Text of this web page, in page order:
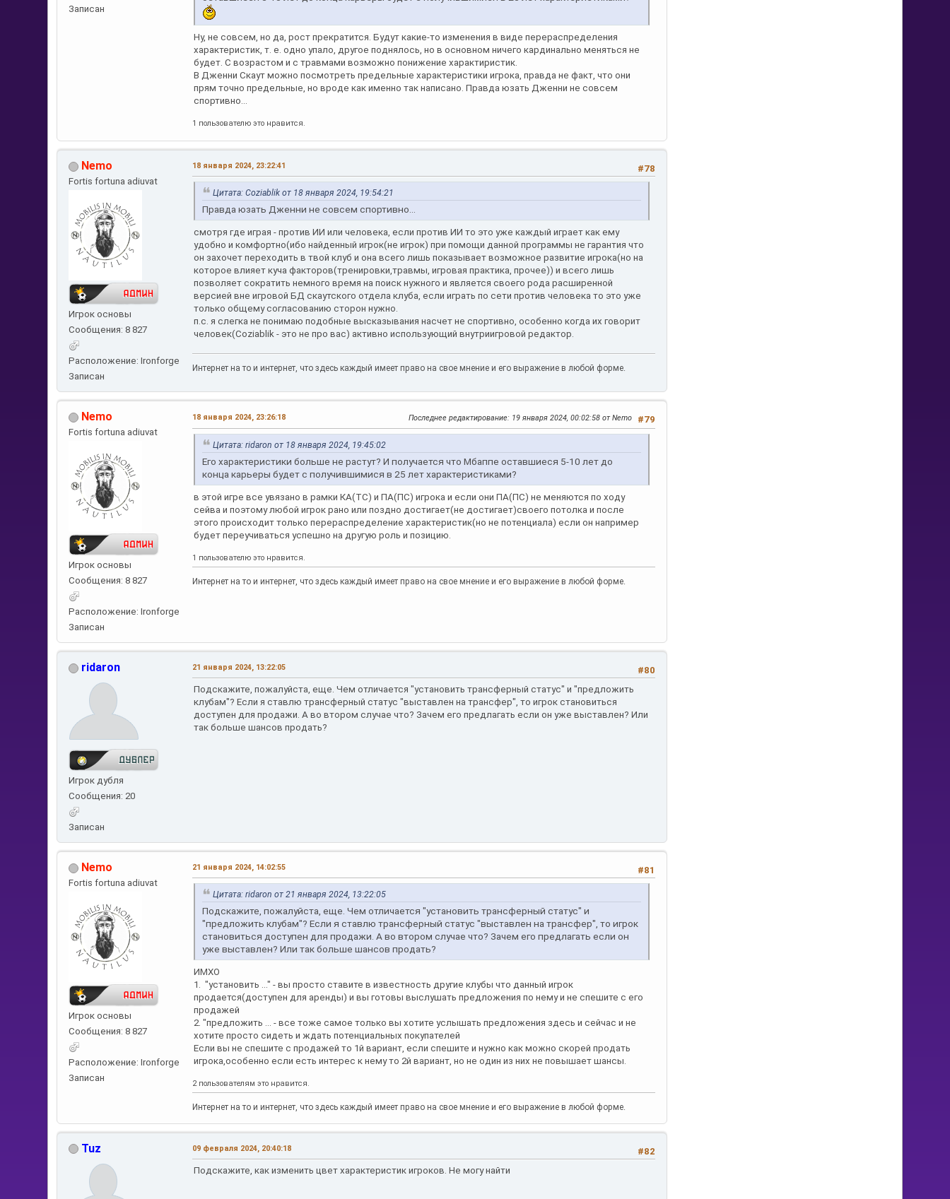
Записан
Ну, не совсем, но да, рост прекратится. Будут какие-то изменения в виде перераспределения
характеристик, т. е. одно упало, другое поднялось, но в основном ничего кардинально меняться не
будет. С возрастом и с травмами возможно понижение характиристик.
В Дженни Скаут можно посмотреть предельные характеристики игрока, правда не факт, что они
прям точно предельные, но вроде как именно так написано. Правда юзать Дженни не совсем
спортивно...
1 пользователю это нравится.
Nemo
Fortis fortuna adiuvat
Игрок основы
Сообщения: 8 827
Расположение: Ironforge
Записан
#78
18 января 2024, 23:22:41
Цитата: Coziablik от 18 января 2024, 19:54:21
Правда юзать Дженни не совсем спортивно...
смотря где играя - против ИИ или человека, если против ИИ то это уже каждый играет как ему
удобно и комфортно(ибо найденный игрок(не игрок) при помощи данной программы не гарантия что
он захочет переходить в твой клуб и она всего лишь показывает возможное развитие игрока(но на
которое влияет куча факторов(тренировки,травмы, игровая практика, прочее)) и всего лишь
позволяет сократить немного время на поиск нужного и является своего рода расширенной
версией вне игровой БД скаутского отдела клуба, если играть по сети против человека то это уже
только общему согласованию сторон нужно.
п.с. я слегка не понимаю подобные высказывания насчет не спортивно, особенно когда их говорит
человек(Coziablik - это не про вас) активно использующий внутриигровой редактор.
Интернет на то и интернет, что здесь каждый имеет право на свое мнение и его выражение в любой форме.
Nemo
Fortis fortuna adiuvat
Игрок основы
Сообщения: 8 827
Расположение: Ironforge
Записан
#79
18 января 2024, 23:26:18 Последнее редактирование: 19 января 2024, 00:02:58 от Nemo
Цитата: ridaron от 18 января 2024, 19:45:02
Его характеристики больше не растут? И получается что Мбаппе оставшиеся 5-10 лет до
конца карьеры будет с получившимися в 25 лет характеристиками?
в этой игре все увязано в рамки КА(ТС) и ПА(ПС) игрока и если они ПА(ПС) не меняются по ходу
сейва и поэтому любой игрок рано или поздно достигает(не достигает)своего потолка и после
этого происходит только перераспределение характеристик(но не потенциала) если он например
будет переучиваться успешно на другую роль и позицию.
1 пользователю это нравится.
Интернет на то и интернет, что здесь каждый имеет право на свое мнение и его выражение в любой форме.
ridaron
Игрок дубля
Сообщения: 20
Записан
#80
21 января 2024, 13:22:05
Подскажите, пожалуйста, еще. Чем отличается "установить трансферный статус" и "предложить
клубам"? Если я ставлю трансферный статус "выставлен на трансфер", то игрок становиться
доступен для продажи. А во втором случае что? Зачем его предлагать если он уже выставлен? Или
так больше шансов продать?
Nemo
Fortis fortuna adiuvat
Игрок основы
Сообщения: 8 827
Расположение: Ironforge
Записан
#81
21 января 2024, 14:02:55
Цитата: ridaron от 21 января 2024, 13:22:05
Подскажите, пожалуйста, еще. Чем отличается "установить трансферный статус" и
"предложить клубам"? Если я ставлю трансферный статус "выставлен на трансфер", то игрок
становиться доступен для продажи. А во втором случае что? Зачем его предлагать если он
уже выставлен? Или так больше шансов продать?
ИМХО
1. "установить ..." - вы просто ставите в известность другие клубы что данный игрок
продается(доступен для аренды) и вы готовы выслушать предложения по нему и не спешите с его
продажей
2. "предложить ... - все тоже самое только вы хотите услышать предложения здесь и сейчас и не
хотите просто сидеть и ждать потенциальных покупателей
Если вы не спешите с продажей то 1й вариант, если спешите и нужно как можно скорей продать
игрока,особенно если есть интерес к нему то 2й вариант, но не один из них не повышает шансы.
2 пользователям это нравится.
Интернет на то и интернет, что здесь каждый имеет право на свое мнение и его выражение в любой форме.
Tuz #82
09 февраля 2024, 20:40:18
Подскажите, как изменить цвет характеристик игроков. Не могу найти